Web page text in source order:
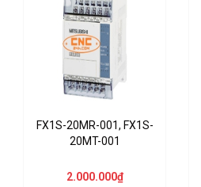
FX1S-20MR-001, FX1S-
20MT-001
2.000.000₫